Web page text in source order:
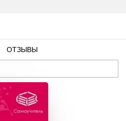
ОТЗЫВЫ